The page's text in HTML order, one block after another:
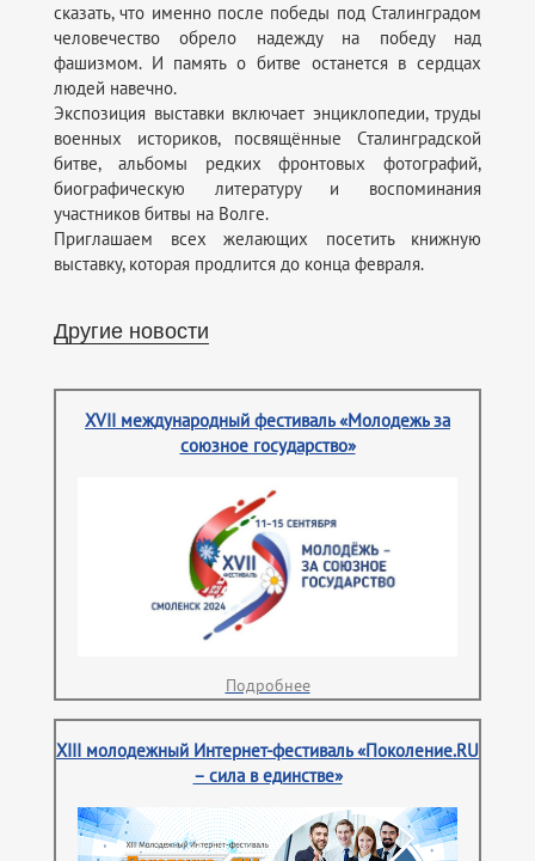
сказать, что именно после победы под Сталинградом
человечество обрело надежду на победу над
фашизмом. И память о битве останется в сердцах
людей навечно.
Экспозиция выставки включает энциклопедии, труды
военных историков, посвящённые Сталинградской
битве, альбомы редких фронтовых фотографий,
биографическую литературу и воспоминания
участников битвы на Волге.
Приглашаем всех желающих посетить книжную
выставку, которая продлится до конца февраля.
Другие новости
XVII международный фестиваль «Молодежь за
союзное государство»
Подробнее
XIII молодежный Интернет-фестиваль «Поколение.RU
– сила в единстве»